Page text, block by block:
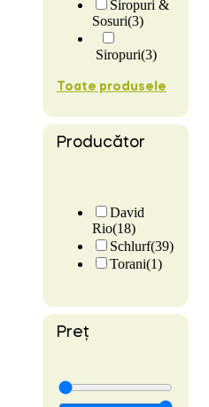
Siropuri &
Sosuri(3)
Siropuri(3)
Toate produsele
Producător
David
Rio(18)
Schlurf(39)
Torani(1)
Preț